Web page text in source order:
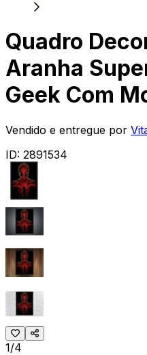
Quadro
Aranha
Geek Com
Vendido e entregue por
ID: 2891534
1/4